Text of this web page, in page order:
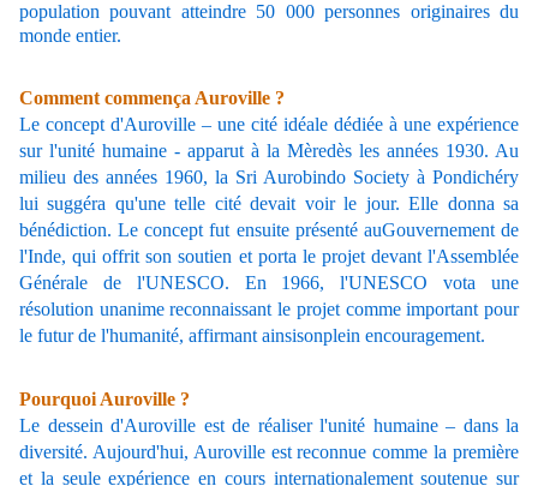
population pouvant atteindre 50 000 personnes originaires du
monde entier.
Comment commença Auroville ?
Le concept d'Auroville – une cité idéale dédiée à une expérience
sur l'unité humaine - apparut à la Mèredès les années 1930. Au
milieu des années 1960, la Sri Aurobindo Society à Pondichéry
lui suggéra qu'une telle cité devait voir le jour. Elle donna sa
bénédiction. Le concept fut ensuite présenté auGouvernement de
l'Inde, qui offrit son soutien et porta le projet devant l'Assemblée
Générale de l'UNESCO. En 1966, l'UNESCO vota une
résolution unanime reconnaissant le projet comme important pour
le futur de l'humanité, affirmant ainsisonplein encouragement.
Pourquoi Auroville ?
Le dessein d'Auroville est de réaliser l'unité humaine – dans la
diversité. Aujourd'hui, Auroville est reconnue comme la première
et la seule expérience en cours internationalement soutenue sur